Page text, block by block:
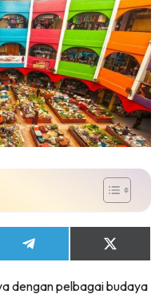
Share
on
Share
on
(Twitter)
dengan pelbagai budaya